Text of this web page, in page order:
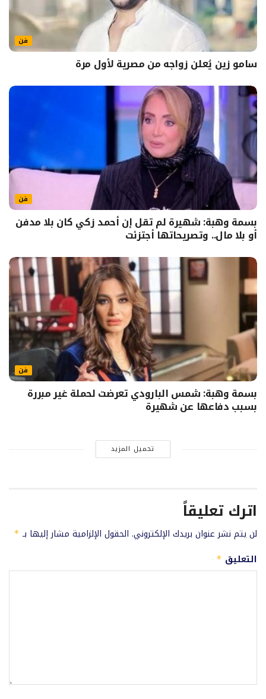
فن
سامو زين يُعلن زواجه من مصرية لأول مرة
فن
بسمة وهبة: شهيرة لم تقل إن أحمد زكي كان بلا مدفن
أو بلا مال.. وتصريحاتها أجتزئت
فن
بسمة وهبة: شمس البارودي تعرضت لحملة غير مبررة
بسبب دفاعها عن شهيرة
تحميل المزيد
اترك تعليقاً
لن يتم نشر عنوان بريدك الإلكتروني. الحقول الإلزامية مشار إليها بـ *
التعليق *